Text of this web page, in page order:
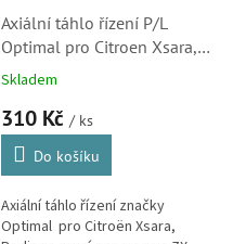
Axiální táhlo řízení P/L
Optimal pro Citroen Xsara,
ZX a Berlingo (3812C0)
Skladem
310 Kč / ks
Do košíku
Axiální táhlo řízení značky
Optimal pro Citroën Xsara,